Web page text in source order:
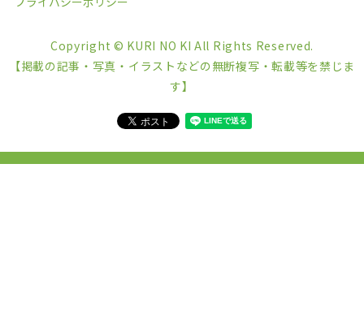
Copyright © KURI NO KI All Rights Reserved.
【掲載の記事・写真・イラストなどの無断複写・転載等を禁じま
す】